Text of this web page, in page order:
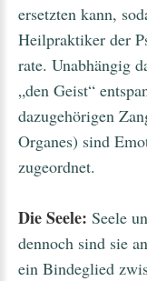
ersetzten kann,
Heilpraktiker der
rate. Unabhängig
„den Geist“
dazugehörigen
Organes) sind
zugeordnet.
Die Seele: Seele
dennoch sind sie
ein Bindeglied